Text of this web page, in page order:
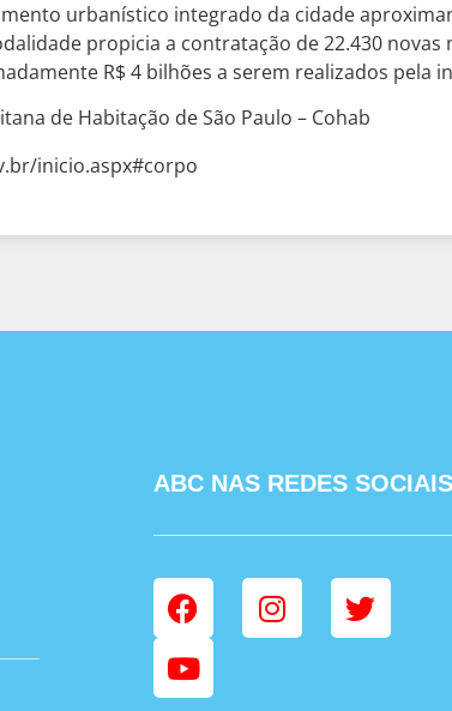
urbanístico integrado da cidade
propicia a contratação de 22.430 novas
R$ 4 bilhões a serem realizados pela
de Habitação de São Paulo – Cohab
inicio.aspx#corpo
ABC NAS REDES SOCIAIS